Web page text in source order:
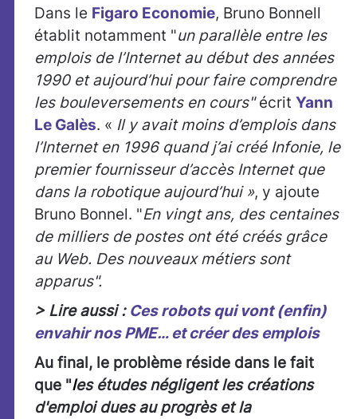
Dans le Figaro Economie, Bruno Bonnell
établit notamment "un parallèle entre les
emplois de l’Internet au début des années
1990 et aujourd’hui pour faire comprendre
les bouleversements en cours"écrit Yann
Le Galès. « Il y avait moins d’emplois dans
l’Internet en 1996 quand j’ai créé Infonie, le
premier fournisseur d’accès Internet que
dans la robotique aujourd’hui », y ajoute
Bruno Bonnel. "En vingt ans, des centaines
de milliers de postes ont été créés grâce
au Web. Des nouveaux métiers sont
apparus".
> Lire aussi : Ces robots qui vont (enfin)
envahir nos PME… et créer des emplois
Au final, le problème réside dans le fait
que "les études négligent les créations
d'emploi dues au progrès et la